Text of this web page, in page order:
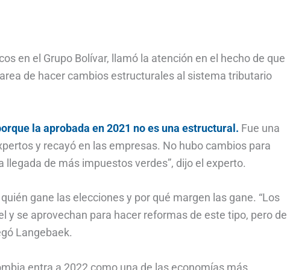
en el Grupo Bolívar, llamó la atención en el hecho de que
de hacer cambios estructurales al sistema tributario
la aprobada en 2021 no es una estructural. Fue una
y recayó en las empresas. No hubo cambios para
de más impuestos verdes”, dijo el experto.
gane las elecciones y por qué margen las gane. “Los
y se aprovechan para hacer reformas de este tipo, pero de
Langebaek.
entra a 2022 como una de las economías más